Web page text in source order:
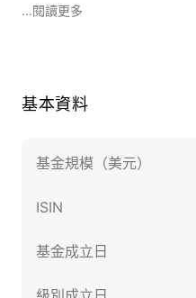
...閱讀更多
基本資料
基金規模（美元）
ISIN
基金成立日